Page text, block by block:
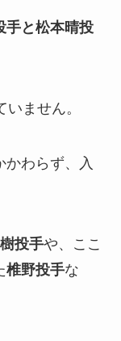
手と松本晴投
ません。
わらず、入
投手や、ここ
椎野投手な